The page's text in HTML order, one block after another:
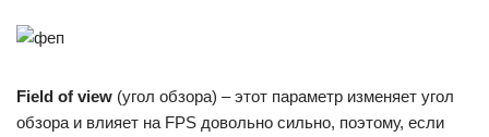
Field of view (угол обзора) – этот параметр изменяет угол
обзора и влияет на FPS довольно сильно, поэтому, если